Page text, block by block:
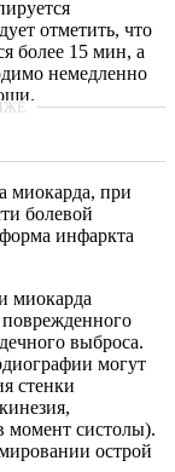
отметить, что
более 15 мин, а
немедленно
миокарда, при
болевой
инфаркта
миокарда
поврежденного
выброса.
могут
стенки
момент систолы).
острой